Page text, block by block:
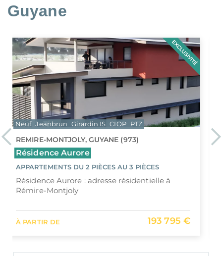
Guyane
PreviousCAYENNE, GUYANE (973)
Résidence Roc Baduel
APPARTEMENTS DU STUDIO AU 3 PIÈCES
Découvrez la résidence Roc Baduel,
programme immobilier neuf à Cayenne
À PARTIR DE 127 215 €
Neuf Jeanbrun Girardin IS CIOP PTZ